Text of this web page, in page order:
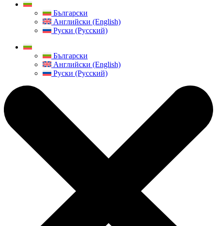
Български
Английски (English)
Руски (Русский)
Български
Английски (English)
Руски (Русский)